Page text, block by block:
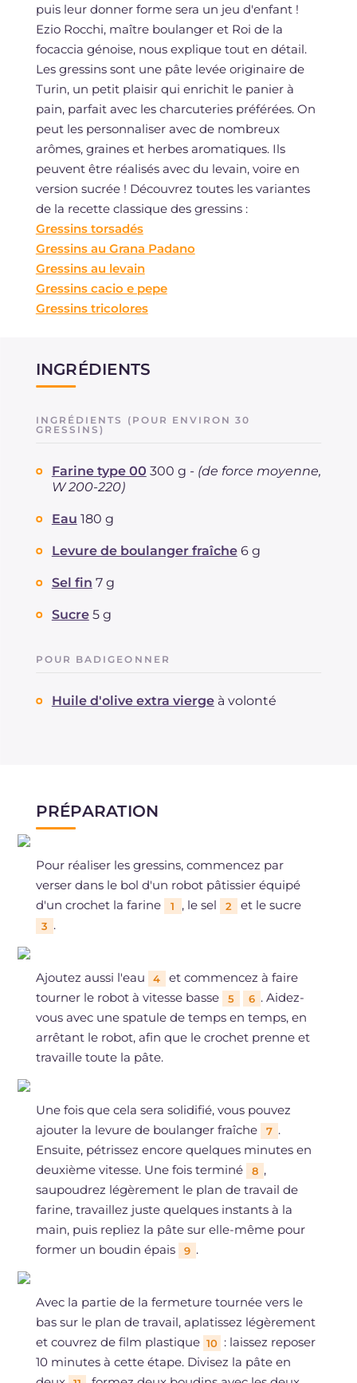
puis leur donner forme sera un jeu d'enfant !
Ezio Rocchi, maître boulanger et Roi de la
focaccia génoise, nous explique tout en détail.
Les gressins sont une pâte levée originaire de
Turin, un petit plaisir qui enrichit le panier à
pain, parfait avec les charcuteries préférées. On
peut les personnaliser avec de nombreux
arômes, graines et herbes aromatiques. Ils
peuvent être réalisés avec du levain, voire en
version sucrée ! Découvrez toutes les variantes
de la recette classique des gressins :
Gressins torsadés
Gressins au Grana Padano
Gressins au levain
Gressins cacio e pepe
Gressins tricolores
INGRÉDIENTS
INGRÉDIENTS (POUR ENVIRON 30
GRESSINS)
Farine type 00 300 g - (de force moyenne,
W 200-220)
Eau 180 g
Levure de boulanger fraîche 6 g
Sel fin 7 g
Sucre 5 g
POUR BADIGEONNER
Huile d'olive extra vierge à volonté
PRÉPARATION
Pour réaliser les gressins, commencez par
verser dans le bol d'un robot pâtissier équipé
d'un crochet la farine
1 , le sel 2 et le sucre
3 .
Ajoutez aussi l'eau 4
et commencez à faire
tourner le robot à vitesse basse
5 6 . Aidez-
vous avec une spatule de temps en temps, en
arrêtant le robot, afin que le crochet prenne et
travaille toute la pâte.
Une fois que cela sera solidifié, vous pouvez
ajouter la levure de boulanger fraîche
7 .
Ensuite, pétrissez encore quelques minutes en
deuxième vitesse. Une fois terminé
8 ,
saupoudrez légèrement le plan de travail de
farine, travaillez juste quelques instants à la
main, puis repliez la pâte sur elle-même pour
former un boudin épais
9 .
Avec la partie de la fermeture tournée vers le
bas sur le plan de travail, aplatissez légèrement
et couvrez de film plastique 10 : laissez reposer
10 minutes à cette étape. Divisez la pâte en